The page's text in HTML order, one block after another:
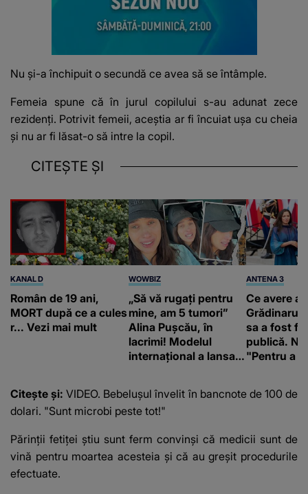
Nu și-a închipuit o secundă ce avea să se întâmple.
Femeia spune că în jurul copilului s-au adunat zece
rezidenți. Potrivit femeii, aceștia ar fi încuiat ușa cu cheia
și nu ar fi lăsat-o să intre la copil.
CITEȘTE ȘI
KANAL D
Român de 19 ani,
MORT după ce a cules
r... Vezi mai mult
WOWBIZ
„Să vă rugați pentru
mine, am 5 tumori”
Alina Pușcău, în
lacrimi! Modelul
internațional a lansat
o boală gravă
ANTENA 3
Ce avere
Grădinaru.
sa a fost
publică.
"Pentru a
Citește și:VIDEO. Bebelușul învelit în bancnote de 100 de
dolari. "Sunt microbi peste tot!"
Părinții fetiței știu sunt ferm convinși că medicii sunt de
vină pentru moartea acesteia și că au greșit procedurile
efectuate.